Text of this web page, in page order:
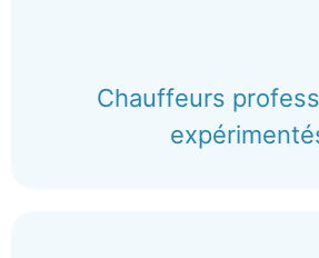
Chauffeurs